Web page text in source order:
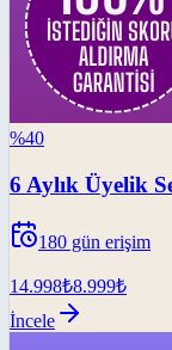
%40
6 Aylık Üyelik
180 gün erişim
14.998₺8.999₺
İncele